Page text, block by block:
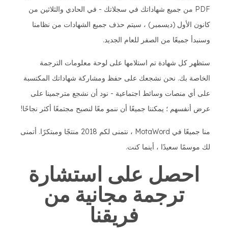
PDF من جميع شهاداتك في سجلاتك - في الحادي والثلاثين من
كانون الأول (ديسمبر) ، سيتم حذف جميع الشهادات من نظامنا
وسنبدأ جميعًا من الصفر للعام الجديد.
ستظهر كل شهادة تم استلامها على لوحة معلومات الترجمة
الخاصة بك. نحن نشجعك على حفظ ومشاركة شهاداتك المكتسبة
على أي منصات وسائط اجتماعية - نود أن نشجع مترجمينا على
عرض أنفسهم ؛ يمكننا جميعًا أن ننمو معًا لنصبح مجتمعًا أكثر نجاحًا!
منا جميعًا في MotaWord ، نتمنى لكم 2018 منتجًا ومبتكرًا. أتمنى
لك موسمًا سعيدًا ، أينما كنت.
احصل على استشارة
ترجمة مجانية من
فريقنا